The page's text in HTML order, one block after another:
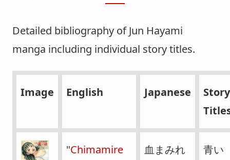
Detailed bibliography of Jun Hayami
manga including individual story titles.
Image English Japanese
Story
"Chimamire
血まみれ
青い